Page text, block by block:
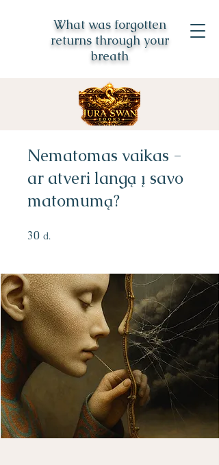
What was forgotten
returns through your
breath
Nematomas vaikas -
ar atveri langą į savo
matomumą?
30 d.